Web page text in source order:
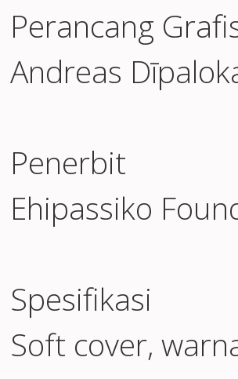
Perancang
Andreas
Penerbit
Ehipassiko
Spesifikasi
Soft cover,